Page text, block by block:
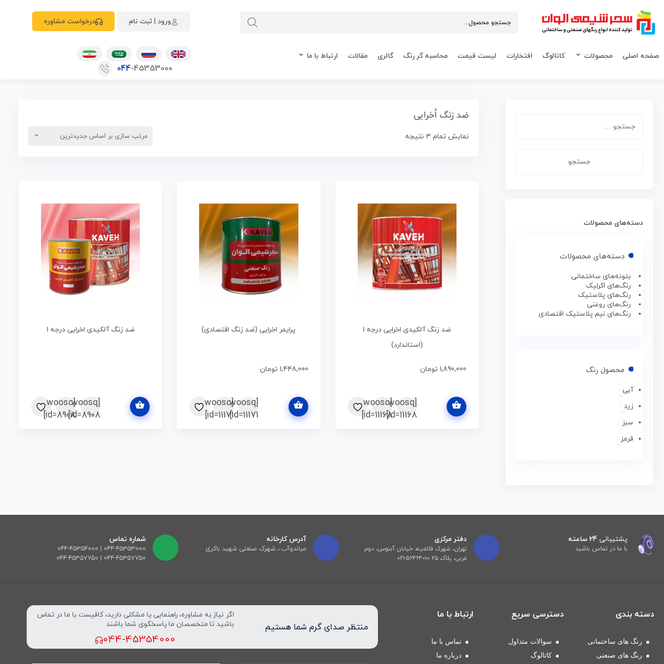
ورود | ثبت نام درخواست مشاوره
صفحه اصلی محصولات کاتالوگ افتخارات لیست قیمت محاسبه گر رنگ گالری مقالات ارتباط با ما
044-45353000
ضد زنگ اُخرایی
نمایش تمام 3 نتیجه
ضد زنگ آلکیدی اخرایی درجه 1
(استاندارد)
1,890,000 تومان
[woosc
id=11168]
[woosq
id=11168]
پرایمر اخرایی (ضد زنگ اقتصادی)
1,448,000 تومان
[woosc
id=11171]
[woosq
id=11171]
انتخاب گزینه ها
ضد زنگ آلکیدی اخرایی درجه 1
[woosc
id=8908]
[woosq
id=8908]
اطلاعات بیشتر
دسته‌های محصولات
دسته‌های محصولات
بتونه‌های ساختمانی
رنگ‌های اکرلیک
رنگ‌های پلاستیک
رنگ‌های روغنی
رنگ‌های نیم پلاستیک اقتصادی
محصول رنگ
آبی
زرد
سبز
قرمز
پشتیبانی24 ساعته
با ما در تماس باشید
دفتر مرکزی
تهران، شهرک قائمیه، خیابان آبنوس، دوم
غربی، پلاک ۲۵ ۵۶۴۶۴۰۱۰-۰۲۱
آدرس کارخانه
میاندوآب ، شهرک صنعتی شهید باکری
شماره تماس
۰۴۴-۴۵۳۵۳۰۰۰ | ۰۴۴-۴۵۳۵۴۰۰۰
۰۴۴-۴۵۳۵۷۷۵۰ | ۰۴۴-۴۵۳۵۷۷۵۰
دسته بندی
رنگ های ساختمانی
رنگ های صنعتی
دسترسی سریع
سوالات متداول
کاتالوگ
ارتباط با ما
تماس با ما
درباره ما
منتظر صدای گرم شما هستیم
اگر نیاز به مشاوره، راهنمایی یا مشکلی دارید، کافیست با ما در تماس
باشید تا متخصصان ما پاسخگوی شما باشند
044-45354000